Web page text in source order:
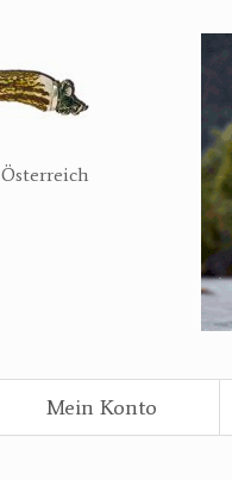
Österreich
Mein Konto